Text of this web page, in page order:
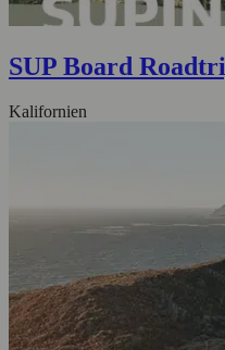
SUP Board
Kalifornien